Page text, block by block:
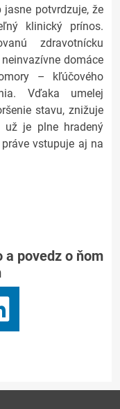
potvrdzuje, že
klinický prínos.
zdravotnícku
domáce
– kľúčového
Vďaka umelej
stavu, znižuje
je plne hradený
vstupuje aj na
povedz o ňom